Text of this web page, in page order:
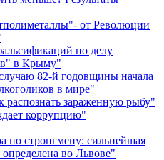
от Революции
по делу
в Крыму"
82-й годовщины начала
в мире"
распознать зараженную рыбу"
коррупцию"
по стронгмену: сильнейшая
во Львове"